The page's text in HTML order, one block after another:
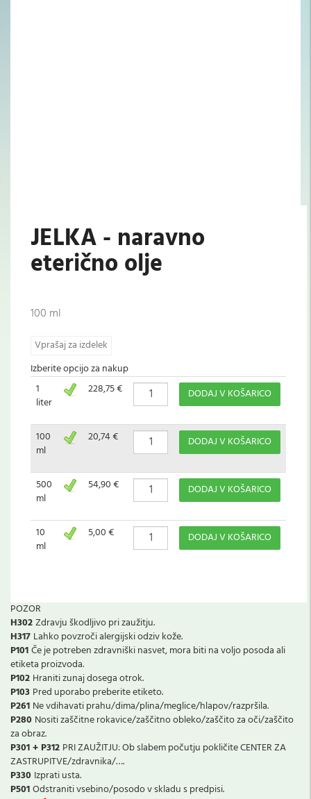
JELKA - naravno
eterično olje
100 ml
Vprašaj za izdelek
Izberite opcijo za nakup
1
liter
228,75 € DODAJ V KOŠARICO
100
ml
20,74 € DODAJ V KOŠARICO
500
ml
54,90 € DODAJ V KOŠARICO
10
ml
5,00 € DODAJ V KOŠARICO
POZOR
H302Zdravju škodljivo pri zaužitju.
H317 Lahko povzroči alergijski odziv kože.
P101Če je potreben zdravniški nasvet, mora biti na voljo posoda ali
etiketa proizvoda.
P102 Hraniti zunaj dosega otrok.
P103 Pred uporabo preberite etiketo.
P261 Ne vdihavati prahu/dima/plina/meglice/hlapov/razpršila.
P280 Nositi zaščitne rokavice/zaščitno obleko/zaščito za oči/zaščito
za obraz.
P301 + P312 PRI ZAUŽITJU: Ob slabem počutju pokličite CENTER ZA
ZASTRUPITVE/zdravnika/….
P330 Izprati usta.
P501Odstraniti vsebino/posodo v skladu s predpisi.